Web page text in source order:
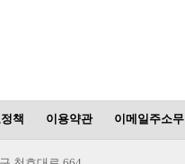
책 이용약관 이메일주소